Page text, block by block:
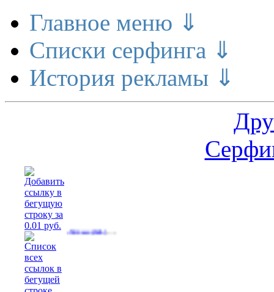
Главное меню ⇓
Списки серфинга ⇓
История рекламы ⇓
еду.зп от 50тыс(641)…